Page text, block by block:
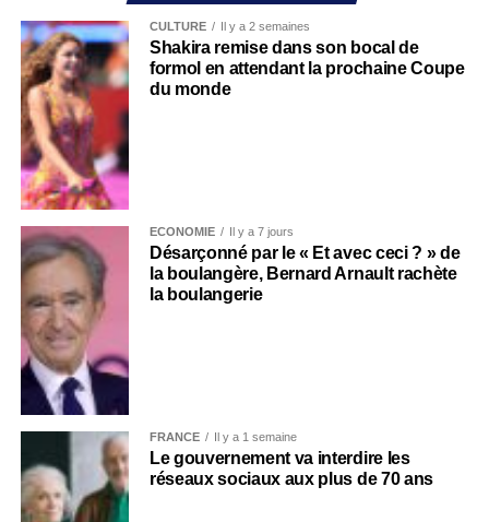
CULTURE Il y a 2 semaines
Shakira remise dans son bocal de
formol en attendant la prochaine Coupe
du monde
ECONOMIE Il y a 7 jours
Désarçonné par le « Et avec ceci ? » de
la boulangère, Bernard Arnault rachète
la boulangerie
FRANCE Il y a 1 semaine
Le gouvernement va interdire les
réseaux sociaux aux plus de 70 ans